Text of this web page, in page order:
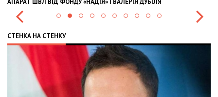
СТЕНКА НА СТЕНКУ